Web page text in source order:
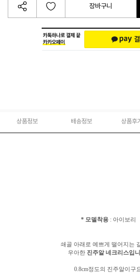
장바구니
상품정보 배송정보 상품후
* 모델착용 : 아이보리
쇄골 아래로 예쁘게 떨어지는
우아한 진주알 네크리스입
0.8cm정도의 진주알이구